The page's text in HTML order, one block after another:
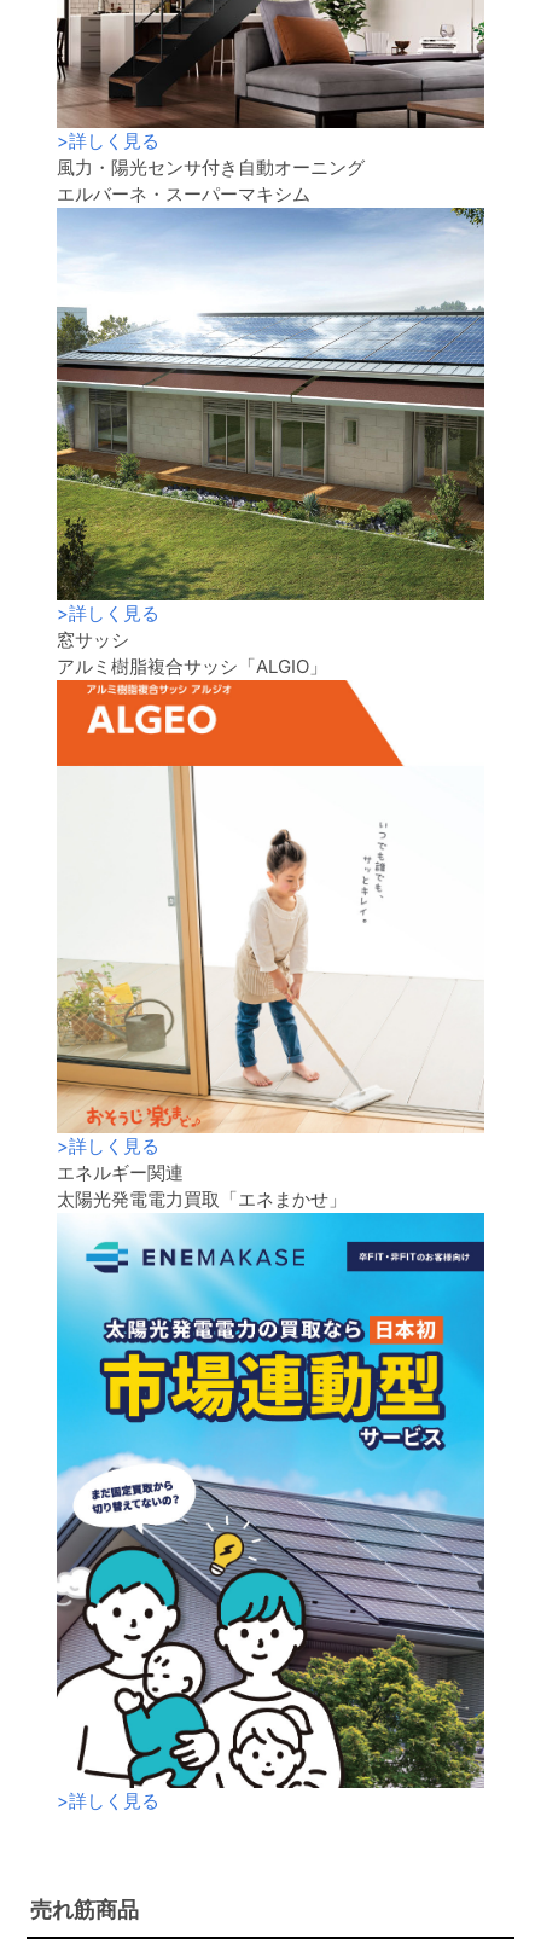
>詳しく見る
風力・陽光センサ付き自動オーニング
エルバーネ・スーパーマキシム
>詳しく見る
窓サッシ
アルミ樹脂複合サッシ「ALGIO」
>詳しく見る
エネルギー関連
太陽光発電電力買取「エネまかせ」
>詳しく見る
売れ筋商品